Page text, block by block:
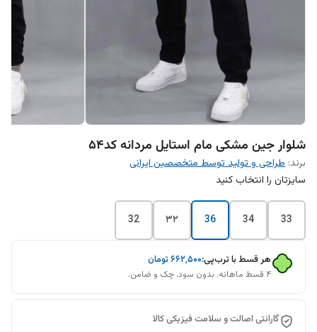
شلوار جین مشکی مام استایل مردانه کد۵۴
برند: طراحی و تولید توسط متخصصین ایرانی
سایزتان را انتخاب کنید
33
34
36 ۳۲ 32
هر قسط با ترب‌پی:۶۶۲٬۵۰۰ تومان
۴ قسط ماهانه. بدون سود، چک و ضامن.
گارانتی اصالت و سلامت فیزیکی کالا